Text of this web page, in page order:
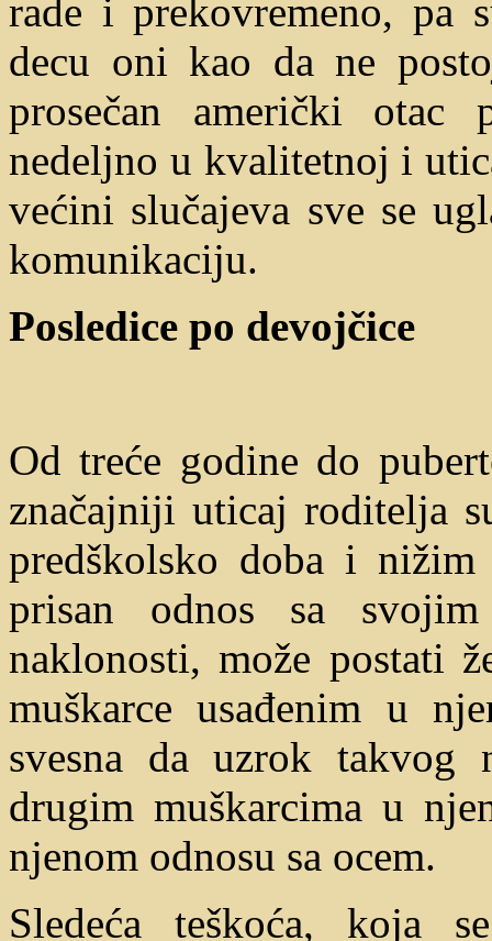
rade i prekovremeno, pa
decu oni kao da ne
prosečan američki otac
nedeljno u kvalitetnoj i
većini slučajeva sve se
komunikaciju.
Posledice po devojčice
Od treće godine do
značajniji uticaj roditelja
predškolsko doba i nižim
prisan odnos sa
naklonosti, može postati
muškarce usađenim u
svesna da uzrok takvog
drugim muškarcima u
njenom odnosu sa ocem.
Sledeća teškoća, koja